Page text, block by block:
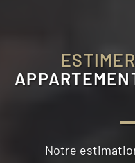
Notre